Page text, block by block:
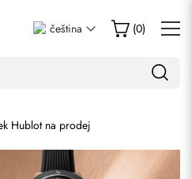
čeština (0)
Hublot na prodej